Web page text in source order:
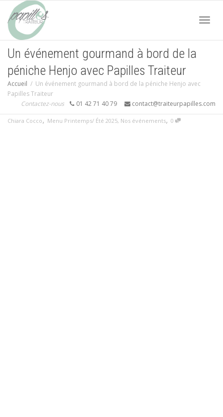
Un événement gourmand à bord de la
péniche Henjo avec Papilles Traiteur
Accueil
Un événement gourmand à bord de la péniche Henjo avec
Papilles Traiteur
Contactez-nous
01 42 71 40 79 contact@traiteurpapilles.com
Chiara Cocco, Menu Printemps/ Été 2025, Nos événements, 0